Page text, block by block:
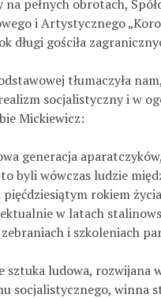
na pełnych obrotach,
i Artystycznego
długi gościła
tłumaczyła
socjalistyczny i w
Mickiewicz:
generacja
byli wówczas ludzie
rokiem
w latach
i szkoleniach
sztuka ludowa, rozwijana
socjalistycznego, winna